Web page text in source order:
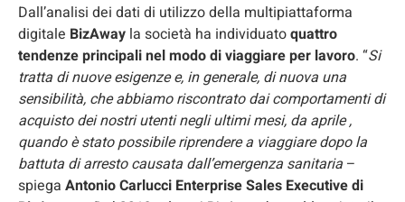
Dall’analisi dei dati di utilizzo della multipiattaforma
digitale BizAway la società ha individuatoquattro
tendenze principali nel modo di viaggiare per lavoro. “Si
tratta di nuove esigenze e, in generale, di nuova una
sensibilità, che abbiamo riscontrato dai comportamenti di
acquisto dei nostri utenti negli ultimi mesi, da aprile ,
quando è stato possibile riprendere a viaggiare dopo la
battuta di arresto causata dall’emergenza sanitaria –
spiega Antonio Carlucci Enterprise Sales Executive di